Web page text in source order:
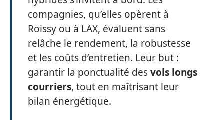
compagnies, qu’elles opèrent à
Roissy ou à LAX, évaluent sans
relâche le rendement, la robustesse
et les coûts d’entretien. Leur but :
garantir la ponctualité desvols longs
courriers, tout en maîtrisant leur
bilan énergétique.